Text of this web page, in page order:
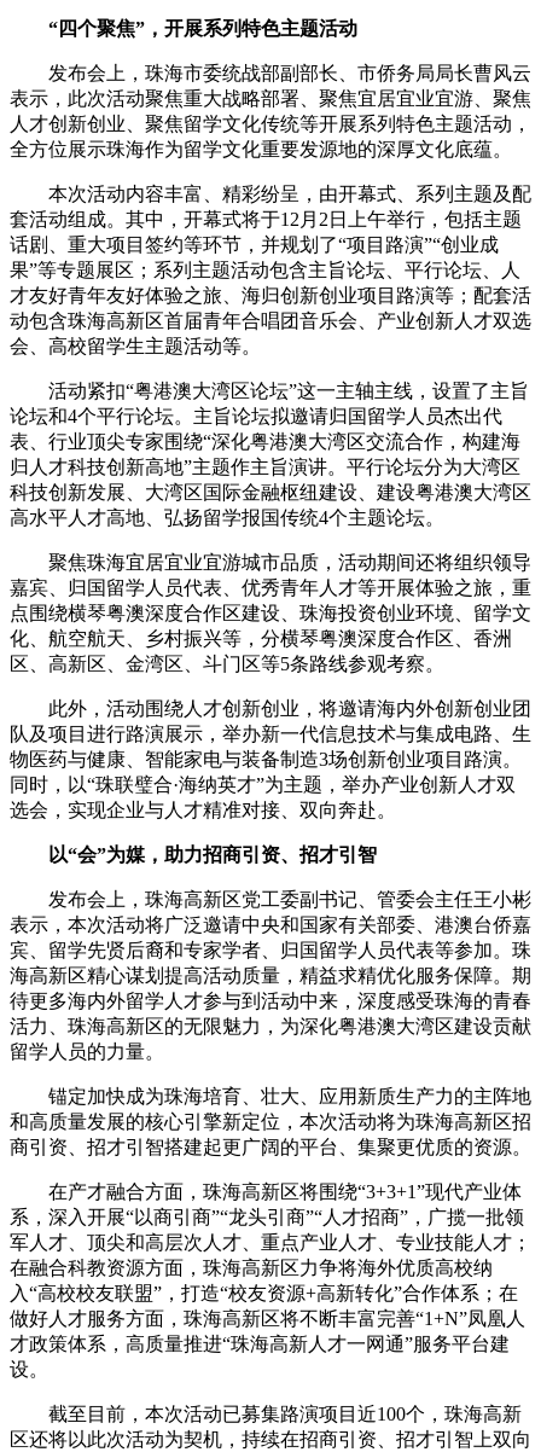
“四个聚焦”，开展系列特色主题活动
发布会上，珠海市委统战部副部长、市侨务局局长曹风云
表示，此次活动聚焦重大战略部署、聚焦宜居宜业宜游、聚焦
人才创新创业、聚焦留学文化传统等开展系列特色主题活动，
全方位展示珠海作为留学文化重要发源地的深厚文化底蕴。
本次活动内容丰富、精彩纷呈，由开幕式、系列主题及配
套活动组成。其中，开幕式将于12月2日上午举行，包括主题
话剧、重大项目签约等环节，并规划了“项目路演”“创业成
果”等专题展区；系列主题活动包含主旨论坛、平行论坛、人
才友好青年友好体验之旅、海归创新创业项目路演等；配套活
动包含珠海高新区首届青年合唱团音乐会、产业创新人才双选
会、高校留学生主题活动等。
活动紧扣“粤港澳大湾区论坛”这一主轴主线，设置了主旨
论坛和4个平行论坛。主旨论坛拟邀请归国留学人员杰出代
表、行业顶尖专家围绕“深化粤港澳大湾区交流合作，构建海
归人才科技创新高地”主题作主旨演讲。平行论坛分为大湾区
科技创新发展、大湾区国际金融枢纽建设、建设粤港澳大湾区
高水平人才高地、弘扬留学报国传统4个主题论坛。
聚焦珠海宜居宜业宜游城市品质，活动期间还将组织领导
嘉宾、归国留学人员代表、优秀青年人才等开展体验之旅，重
点围绕横琴粤澳深度合作区建设、珠海投资创业环境、留学文
化、航空航天、乡村振兴等，分横琴粤澳深度合作区、香洲
区、高新区、金湾区、斗门区等5条路线参观考察。
此外，活动围绕人才创新创业，将邀请海内外创新创业团
队及项目进行路演展示，举办新一代信息技术与集成电路、生
物医药与健康、智能家电与装备制造3场创新创业项目路演。
同时，以“珠联璧合·海纳英才”为主题，举办产业创新人才双
选会，实现企业与人才精准对接、双向奔赴。
以“会”为媒，助力招商引资、招才引智
发布会上，珠海高新区党工委副书记、管委会主任王小彬
表示，本次活动将广泛邀请中央和国家有关部委、港澳台侨嘉
宾、留学先贤后裔和专家学者、归国留学人员代表等参加。珠
海高新区精心谋划提高活动质量，精益求精优化服务保障。期
待更多海内外留学人才参与到活动中来，深度感受珠海的青春
活力、珠海高新区的无限魅力，为深化粤港澳大湾区建设贡献
留学人员的力量。
锚定加快成为珠海培育、壮大、应用新质生产力的主阵地
和高质量发展的核心引擎新定位，本次活动将为珠海高新区招
商引资、招才引智搭建起更广阔的平台、集聚更优质的资源。
在产才融合方面，珠海高新区将围绕“3+3+1”现代产业体
系，深入开展“以商引商”“龙头引商”“人才招商”，广揽一批领
军人才、顶尖和高层次人才、重点产业人才、专业技能人才；
在融合科教资源方面，珠海高新区力争将海外优质高校纳
入“高校校友联盟”，打造“校友资源+高新转化”合作体系；在
做好人才服务方面，珠海高新区将不断丰富完善“1+N”凤凰人
才政策体系，高质量推进“珠海高新人才一网通”服务平台建
设。
截至目前，本次活动已募集路演项目近100个，珠海高新
区还将以此次活动为契机，持续在招商引资、招才引智上双向